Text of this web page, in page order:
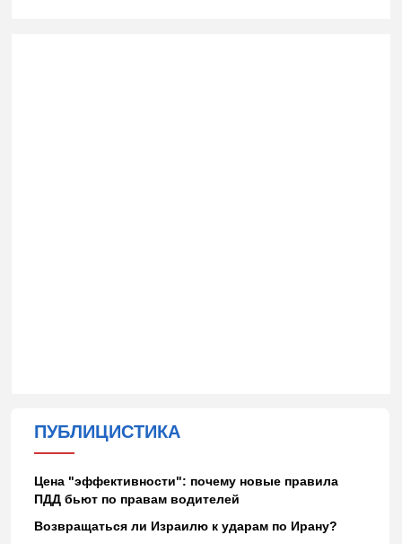
ПУБЛИЦИСТИКА
Цена "эффективности": почему новые правила
ПДД бьют по правам водителей
Возвращаться ли Израилю к ударам по Ирану?